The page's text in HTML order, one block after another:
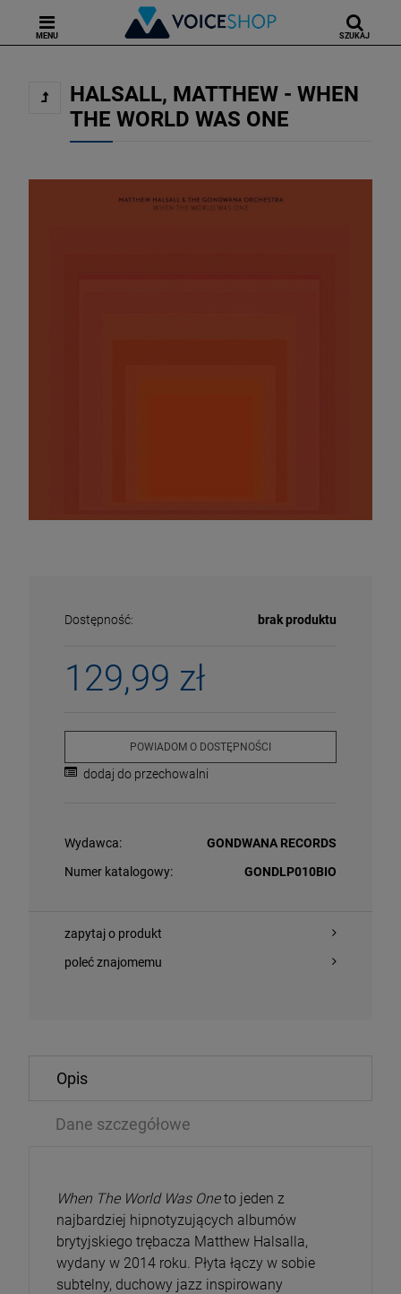
MENU SZUKAJ
HALSALL, MATTHEW - WHEN
THE WORLD WAS ONE
Dostępność: brak produktu
129,99 zł
POWIADOM O DOSTĘPNOŚCI
dodaj do przechowalni
Wydawca:
GONDWANA RECORDS
Numer katalogowy:
GONDLP010BIO
zapytaj o produkt
poleć znajomemu
Opis
Dane szczegółowe
When The World Was Oneto jeden z
najbardziej hipnotyzujących albumów
brytyjskiego trębacza Matthew Halsalla,
wydany w 2014 roku. Płyta łączy w sobie
subtelny, duchowy jazz inspirowany